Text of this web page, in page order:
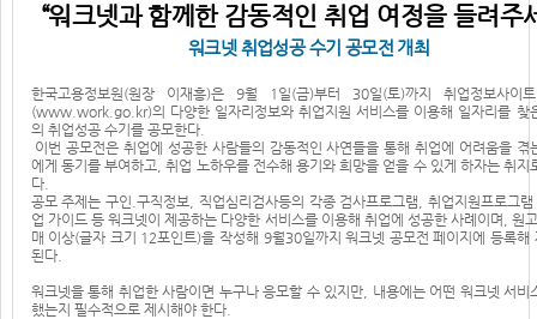
“워크넷과 함께한 감동적인 취업 여정을 들려주
워크넷 취업성공 수기 공모전 개최
한국고용정보원(원장 이재흥)은 9월 1일(금)부터 30일(토)까지 취업정보사이
(www.work.go.kr)의 다양한 일자리정보와 취업지원 서비스를 이용해 일자리를 찾
의 취업성공 수기를 공모한다.
이번 공모전은 취업에 성공한 사람들의 감동적인 사연들을 통해 취업에 어려움을 겪
에게 동기를 부여하고, 취업 노하우를 전수해 용기와 희망을 얻을 수 있게 하자는 취지
다.
공모 주제는 구인.구직정보, 직업심리검사등의 각종 검사프로그램, 취업지원프로그
업 가이드 등 워크넷이 제공하는 다양한 서비스를 이용해 취업에 성공한 사례이며, 원
매 이상(글자 크기 12포인트)을 작성해 9월30일까지 워크넷 공모전 페이지에 등록해
된다.
워크넷을 통해 취업한 사람이면 누구나 응모할 수 있지만, 내용에는 어떤 워크넷 서비
했는지 필수적으로 제시해야 한다.